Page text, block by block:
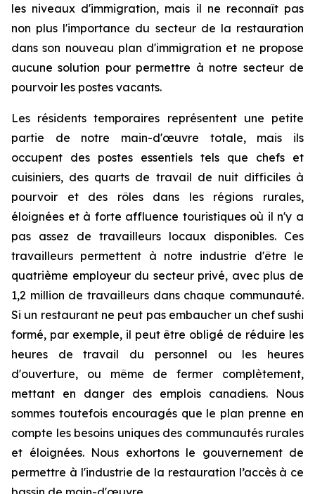
les niveaux d'immigration, mais il ne reconnaît pas
non plus l'importance du secteur de la restauration
dans son nouveau plan d'immigration et ne propose
aucune solution pour permettre à notre secteur de
pourvoir les postes vacants.
Les résidents temporaires représentent une petite
partie de notre main-d'œuvre totale, mais ils
occupent des postes essentiels tels que chefs et
cuisiniers, des quarts de travail de nuit difficiles à
pourvoir et des rôles dans les régions rurales,
éloignées et à forte affluence touristiques où il n'y a
pas assez de travailleurs locaux disponibles. Ces
travailleurs permettent à notre industrie d'être le
quatrième employeur du secteur privé, avec plus de
1,2 million de travailleurs dans chaque communauté.
Si un restaurant ne peut pas embaucher un chef sushi
formé, par exemple, il peut être obligé de réduire les
heures de travail du personnel ou les heures
d'ouverture, ou même de fermer complètement,
mettant en danger des emplois canadiens. Nous
sommes toutefois encouragés que le plan prenne en
compte les besoins uniques des communautés rurales
et éloignées. Nous exhortons le gouvernement de
permettre à l'industrie de la restauration l’accès à ce